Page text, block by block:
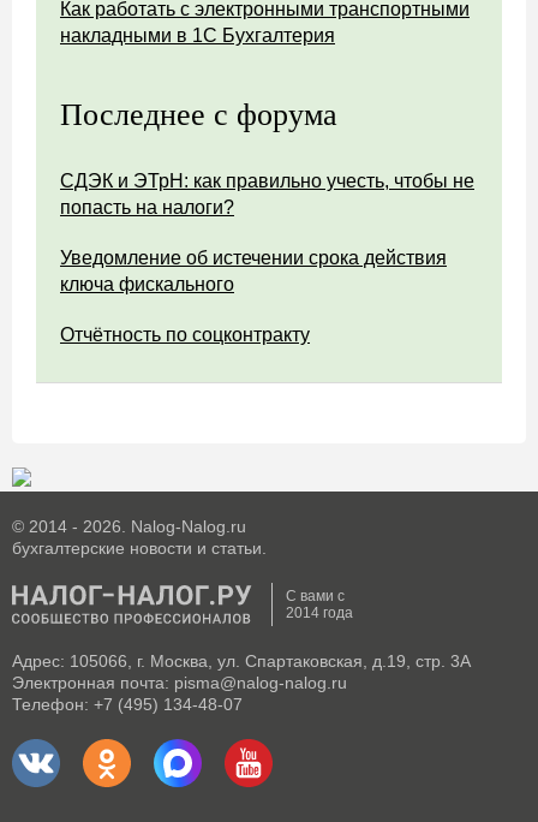
Как работать с электронными транспортными
накладными в 1С Бухгалтерия
Последнее с форума
СДЭК и ЭТрН: как правильно учесть, чтобы не
попасть на налоги?
Уведомление об истечении срока действия
ключа фискального
Отчётность по соцконтракту
© 2014 - 2026. Nalog-Nalog.ru
бухгалтерские новости и статьи.
С вами с
2014 года
Адрес: 105066, г. Москва, ул. Спартаковская, д.19, стр. 3А
Электронная почта: pisma@nalog-nalog.ru
Телефон: +7 (495) 134-48-07